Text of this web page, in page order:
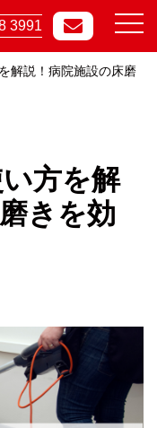
3991
解説！病院施設の床磨
方を解
きを効